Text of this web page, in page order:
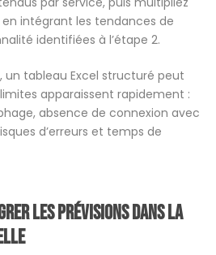
intégrant les tendances de
identifiées à l’étape 2.
un tableau Excel structuré peut
apparaissent rapidement :
absence de connexion avec
d’erreurs et temps de
les prévisions dans la